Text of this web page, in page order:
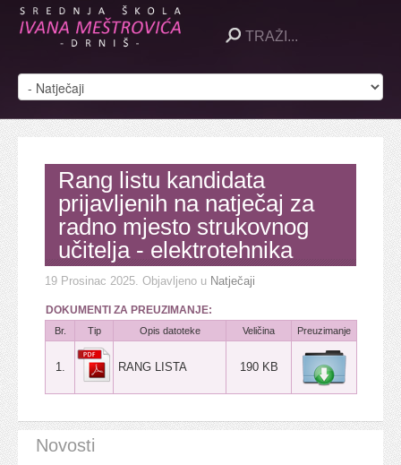
Rang listu kandidata
prijavljenih na natječaj za
radno mjesto strukovnog
učitelja - elektrotehnika
19 Prosinac 2025. Objavljeno u Natječaji
DOKUMENTI ZA PREUZIMANJE:
Br. Tip Opis datoteke Veličina Preuzimanje
1. RANG LISTA 190 KB
Novosti